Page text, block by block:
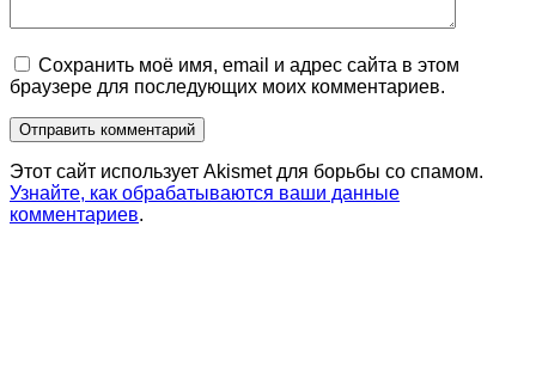
Сохранить моё имя, email и адрес сайта в этом
браузере для последующих моих комментариев.
Этот сайт использует Akismet для борьбы со спамом.
Узнайте, как обрабатываются ваши данные
комментариев.